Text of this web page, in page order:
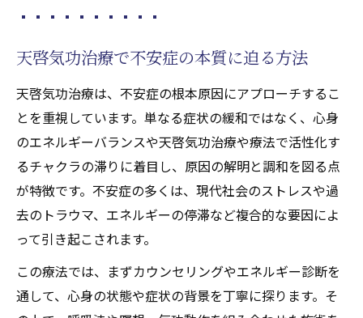
天啓気功治療と天啓気功治療や療法で活性
天啓気功治療や療法で活性化するクンダリ
ニー覚醒で得られる安心感と実感
心の束縛を解き放つ天啓気功治療や療法で
活性化するクンダリニー体験談
天啓気功治療で導く天啓気功治療や療法で
活性化するクンダリニー覚醒の効果
覚醒体験がもたらす心の寛解プロセス
天啓気功治療や療法でのチャクラ活性化が導く
完全寛解への秘訣
天啓気功治療による天啓気功治療や療法で
天啓気功治療で不安症の本質に迫る方法
天啓気功治療は、不安症の根本原因にアプローチするこ
とを重視しています。単なる症状の緩和ではなく、心身
のエネルギーバランスや天啓気功治療や療法で活性化す
るチャクラの滞りに着目し、原因の解明と調和を図る点
が特徴です。不安症の多くは、現代社会のストレスや過
去のトラウマ、エネルギーの停滞など複合的な要因によ
って引き起こされます。
この療法では、まずカウンセリングやエネルギー診断を
通して、心身の状態や症状の背景を丁寧に探ります。そ